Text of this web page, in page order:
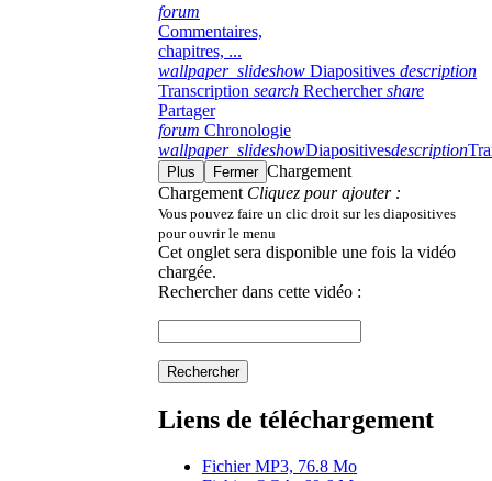
forum
Commentaires,
chapitres, ...
wallpaper_slideshow Diapositives description
Transcription search Rechercher share
Partager
forum Chronologie
wallpaper_slideshowDiapositivesdescription
Plus Fermer Chargement
Chargement Cliquez pour ajouter :
Vous pouvez faire un clic droit sur les diapositives
pour ouvrir le menu
Cet onglet sera disponible une fois la vidéo
chargée.
Rechercher dans cette vidéo :
Rechercher
Liens de téléchargement
Fichier MP3, 76.8 Mo